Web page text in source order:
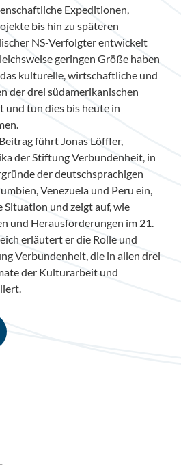
Expeditionen,
bis hin zu späteren
NS-Verfolgter entwickelt
geringen Größe haben
kulturelle, wirtschaftliche und
der drei südamerikanischen
und tun dies bis heute in
führt Jonas Löffler,
der Stiftung Verbundenheit, in
der deutschsprachigen
Venezuela und Peru ein,
und zeigt auf, wie
und Herausforderungen im 21.
erläutert er die Rolle und
Verbundenheit, die in allen drei
der Kulturarbeit und